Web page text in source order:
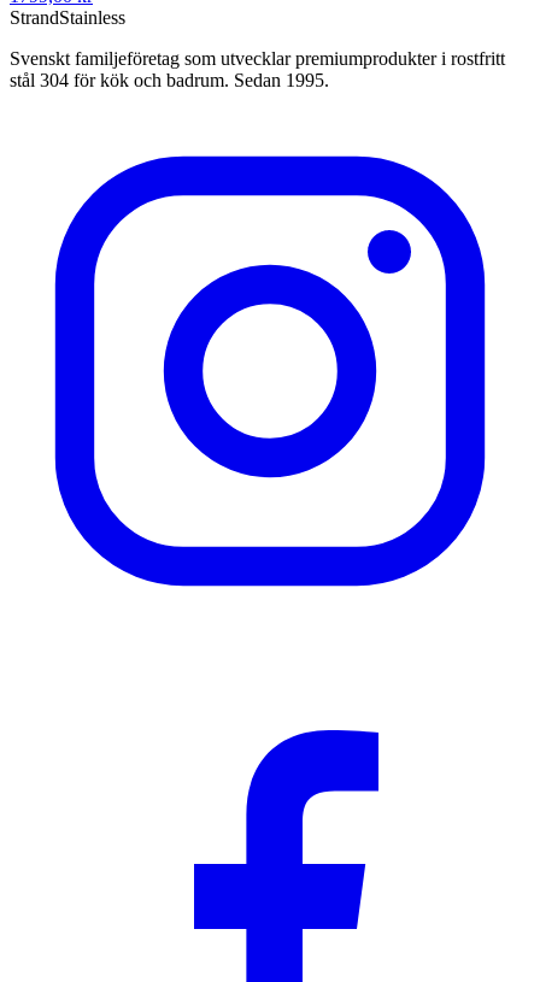
StrandStainless
Svenskt familjeföretag som utvecklar premiumprodukter i rostfritt
stål 304 för kök och badrum. Sedan 1995.